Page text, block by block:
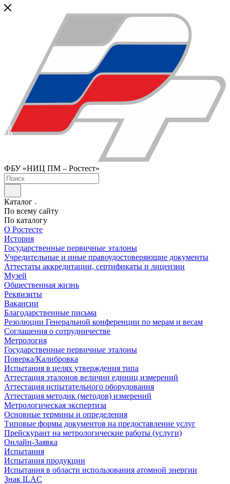
ФБУ «НИЦ ПМ – Ростест»
Каталог
По всему сайту
По каталогу
О Ростесте
История
Государственные первичные эталоны
Учредительные и иные правоудостоверяющие документы
Аттестаты аккредитации, сертификаты и лицензии
Музей
Общественная жизнь
Реквизиты
Вакансии
Благодарственные письма
Резолюции Генеральной конференции по мерам и весам
Соглашения о сотрудничестве
Метрология
Государственные первичные эталоны
Поверка/Калибровка
Испытания в целях утверждения типа
Аттестация эталонов величин единиц измерений
Аттестация испытательного оборудования
Аттестация методик (методов) измерений
Метрологическая экспертиза
Основные термины и определения
Типовые формы документов на предоставление услуг
Прейскурант на метрологические работы (услуги)
Онлайн-Заявка
Испытания
Испытания продукции
Испытания в области использования атомной энергии
Знак ILAC